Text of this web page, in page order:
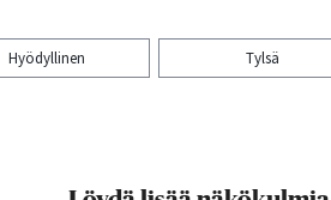
Hyödyllinen Tylsä